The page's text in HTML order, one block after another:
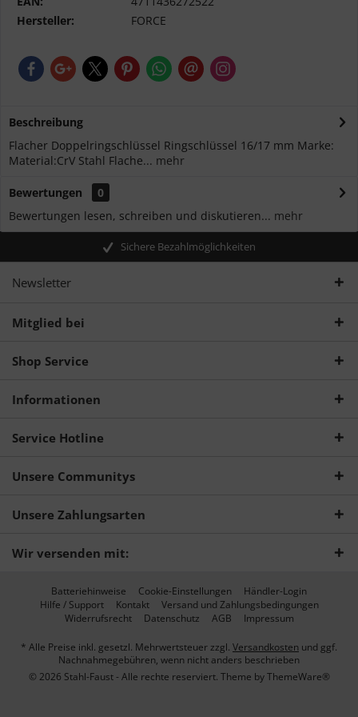
Hersteller:
FORCE
Beschreibung
Flacher Doppelringschlüssel Ringschlüssel 16/17 mm Marke:
Material:CrV Stahl Flache... mehr
Bewertungen
0
Bewertungen lesen, schreiben und diskutieren... mehr
Sichere Bezahlmöglichkeiten
Newsletter
Mitglied bei
Shop Service
Informationen
Service Hotline
Unsere Communitys
Unsere Zahlungsarten
Wir versenden mit:
Batteriehinweise Cookie-Einstellungen
Händler-Login
Hilfe / Support
Kontakt
Versand und Zahlungsbedingungen
Widerrufsrecht
Datenschutz AGB Impressum
* Alle Preise inkl. gesetzl. Mehrwertsteuer zzgl. Versandkosten und ggf.
Nachnahmegebühren, wenn nicht anders beschrieben
© 2026 Stahl-Faust - Alle rechte reserviert. Theme byThemeWare®